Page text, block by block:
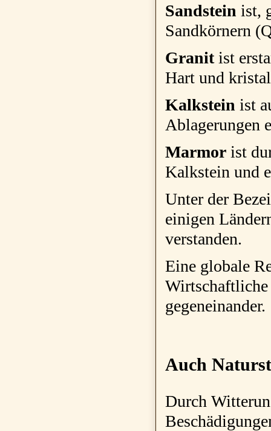
Sandstein ist,
Sandkörnern
Granitist
Hart und
Kalkstein ist
Ablagerungen
Marmor ist
Kalkstein und
Unter der
einigen
verstanden.
Eine globale
Wirtschaftliche
gegeneinander.
Auch
Durch